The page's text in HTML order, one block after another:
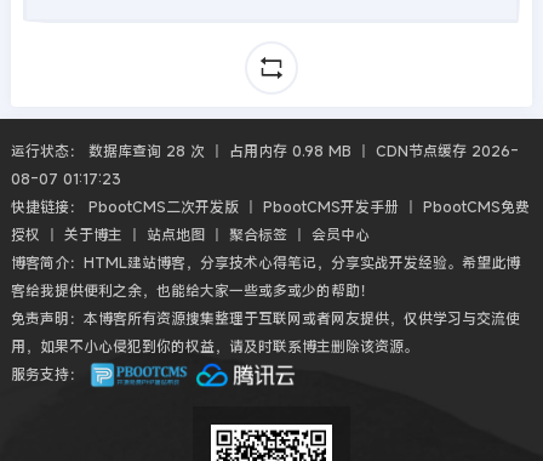
运行状态： 数据库查询 28 次 丨 占用内存 0.98 MB 丨 CDN节点缓存 2026-
08-07 01:17:23
快捷链接： PbootCMS二次开发版丨 PbootCMS开发手册 丨 PbootCMS免费
授权 丨 关于博主 丨 站点地图丨 聚合标签丨 会员中心
博客简介：HTML建站博客，分享技术心得笔记，分享实战开发经验。希望此博
客给我提供便利之余，也能给大家一些或多或少的帮助！
免责声明：本博客所有资源搜集整理于互联网或者网友提供，仅供学习与交流使
用，如果不小心侵犯到你的权益，请及时联系博主删除该资源。
服务支持：